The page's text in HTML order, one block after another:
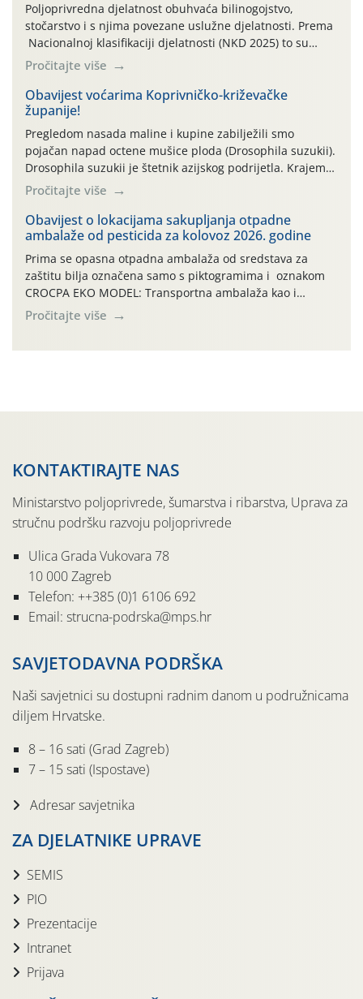
Poljoprivredna djelatnost obuhvaća bilinogojstvo,
stočarstvo i s njima povezane uslužne djelatnosti. Prema
Nacionalnoj klasifikaciji djelatnosti (NKD 2025) to su
skupne 01.1, 01.2, 01.3, 01.4, 01.5 i 01.6. Djelatnost
prerade poljoprivrednih proizvoda je svako djelovanje na
poljoprivredni proizvod čiji je rezultat proizvod koji
također može biti poljoprivredni proizvod poput npr.
maslinovog ulja, bučinog ulja, vino od […]
Pročitajte više
Obavijest voćarima Koprivničko-križevačke
županije!
Pregledom nasada maline i kupine zabilježili smo
pojačan napad octene mušice ploda (Drosophila suzukii).
Drosophila suzukii je štetnik azijskog podrijetla. Krajem
2010. godine prvi puta je registriran u Hrvatskoj, a u
rujnu 2016. godine na našem su području zabilježene
gospodarski važne štete. Riječ je o štetniku vrlo sličnom
dobro poznatoj vinskoj mušici, no za razliku […]
Pročitajte više
Obavijest o lokacijama sakupljanja otpadne
ambalaže od pesticida za kolovoz 2026. godine
Prima se opasna otpadna ambalaža od sredstava za
zaštitu bilja označena samo s piktogramima i oznakom
CROCPA EKO MODEL: Transportna ambalaža kao i
ambalaža drugih proizvoda koji nisu sredstva za zaštitu
bilja (npr. ambalaža od mineralnih gnojiva,) se ne
Pročitajte više
KONTAKTIRAJTE NAS
Ministarstvo poljoprivrede, šumarstva i ribarstva, Uprava za
stručnu podršku razvoju poljoprivrede
Ulica Grada Vukovara 78
10 000 Zagreb
Telefon: ++385 (0)1 6106 692
Email: strucna-podrska@mps.hr
SAVJETODAVNA PODRŠKA
Naši savjetnici su dostupni radnim danom u podružnicama
diljem Hrvatske.
8 – 16 sati (Grad Zagreb)
7 – 15 sati (Ispostave)
Adresar savjetnika
ZA DJELATNIKE UPRAVE
SEMIS
PIO
Prezentacije
Intranet
Prijava